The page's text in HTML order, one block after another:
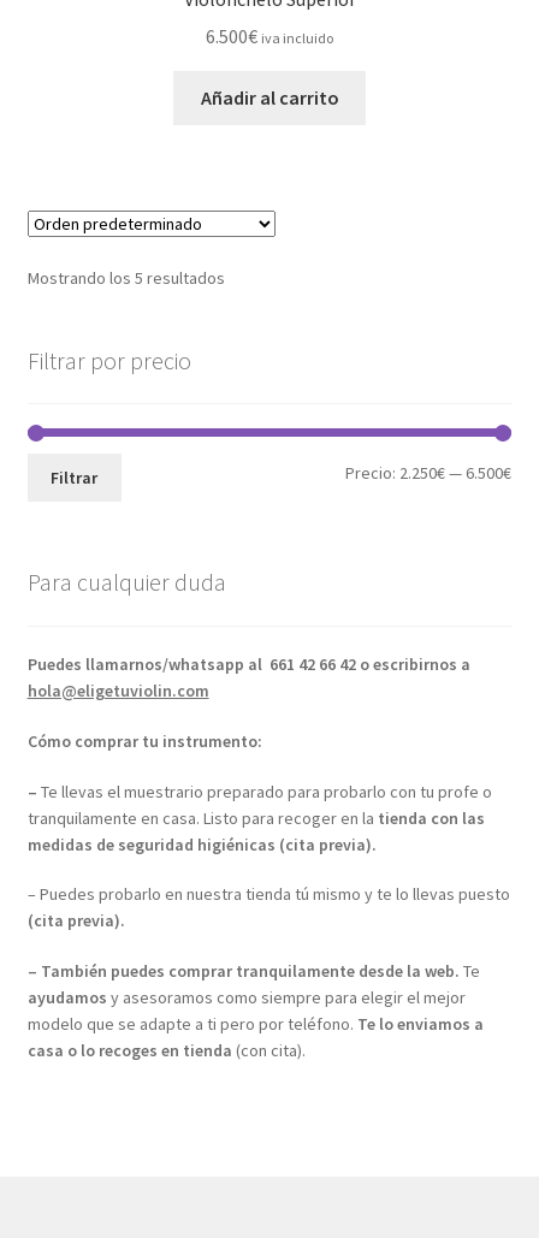
6.500€ iva incluido
Añadir al carrito
Mostrando los 5 resultados
Filtrar por precio
Filtrar Precio: 2.250€— 6.500€
Para cualquier duda
Puedes llamarnos/whatsapp al 661 42 66 42 o escribirnos a
hola@eligetuviolin.com
Cómo comprar tu instrumento:
– Te llevas el muestrario preparado para probarlo con tu profe o
tranquilamente en casa. Listo para recoger en la tienda con las
medidas de seguridad higiénicas (cita previa).
– Puedes probarlo en nuestra tienda tú mismo y te lo llevas puesto
(cita previa).
– También puedes comprar tranquilamente desde la web. Te
ayudamos y asesoramos como siempre para elegir el mejor
modelo que se adapte a ti pero por teléfono. Te lo enviamos a
casa o lo recoges en tienda (con cita).